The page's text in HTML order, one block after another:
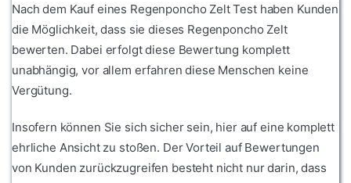
trocken
Nach dem Kauf eines Regenponcho Zelt Test haben Kunden
die Möglichkeit, dass sie dieses Regenponcho Zelt
bewerten. Dabei erfolgt diese Bewertung komplett
unabhängig, vor allem erfahren diese Menschen keine
Vergütung.
Insofern können Sie sich sicher sein, hier auf eine komplett
ehrliche Ansicht zu stoßen. Der Vorteil auf Bewertungen
von Kunden zurückzugreifen besteht nicht nur darin, dass